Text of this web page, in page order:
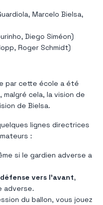
Marcelo Bielsa,
Diego Siméon)
Roger Schmidt)
par cette école a été
cela, la vision de
de Bielsa.
lignes directrices
:
si le gardien adverse a
défense vers l'avant,
adverse.
du ballon, vous jouez